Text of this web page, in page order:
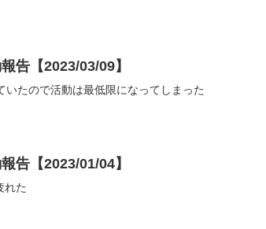
告【2023/03/09】
いたので活動は最低限になってしまった
告【2023/01/04】
れた